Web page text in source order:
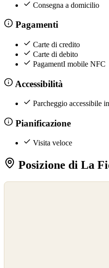
Consegna a domicilio
Pagamenti
Carte di credito
Carte di debito
PagamentI mobile NFC
Accessibilità
Parcheggio accessibile
Pianificazione
Visita veloce
Posizione di La